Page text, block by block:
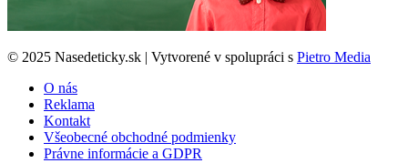
© 2025 Nasedeticky.sk | Vytvorené v spolupráci s Pietro Media
O nás
Reklama
Kontakt
Všeobecné obchodné podmienky
Právne informácie a GDPR